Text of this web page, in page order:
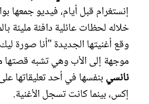
إنستغرام قبل أيام، فيديو جمعها
خلاله لحظات عائلية دافئة مليئة
وقع أغنيتها الجديدة "أنا صورة
موجهة إلى الأب وهي تشبه قصتها
نانسي بنفسها في أحد تعليقاتها
إكس، بينما كانت تسجل الأغنية.